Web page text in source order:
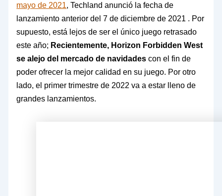
mayo de 2021, Techland anunció la fecha de
lanzamiento anterior del 7 de diciembre de 2021 . Por
supuesto, está lejos de ser el único juego retrasado
este año; Recientemente, Horizon Forbidden West
se alejo del mercado de navidades con el fin de
poder ofrecer la mejor calidad en su juego. Por otro
lado, el primer trimestre de 2022 va a estar lleno de
grandes lanzamientos.